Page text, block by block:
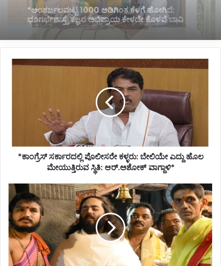
*ಹೊರಟ್ಟಿಯವರಿಂದ ರಾಜೀನಾಮೆ ಪಡೆದ ಸರ್ಕಾರದ ನಡೆ
ಪರಿಷತ್ ಇಹಾಸದಲ್ಲಿ ಕಪ್ಪು ಚುಕ್ಕೆ:ಬಸವರಾಜ ಬೊಮ್ಮಾಯಿ*
*ಕಾಂಗ್ರೆಸ್
ಸ್ಥಿತಿ:
ಆರ್.ಅಶೋಕ್
*ಕಾಂಗ್ರೆಸ್ ಸರ್ಕಾರದಲ್ಲಿ ಪೊಲೀಸರೇ ಕಳ್ಳರು: ಬೇಲಿಯೇ ಎದ್ದು ಹೊಲ
ಮೇಯುತ್ತಿರುವ ಸ್ಥಿತಿ: ಆರ್.ಅಶೋಕ್ ವಾಗ್ದಾಳಿ*
*ಕೊಲ್ಲೂರು
ಮೂಕಾಂಬಿಕಾ
ದೇವಸ್ಥಾನಕ್ಕೆ
ಭೇಟಿ
ನೀಡಿ
ವಿಶೇಷ
ಪೂಜೆ
ಸಲ್ಲಿಸಿದ